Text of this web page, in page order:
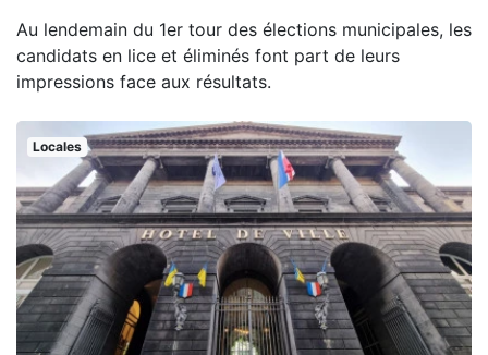
Au lendemain du 1er tour des élections municipales, les
candidats en lice et éliminés font part de leurs
impressions face aux résultats.
Locales